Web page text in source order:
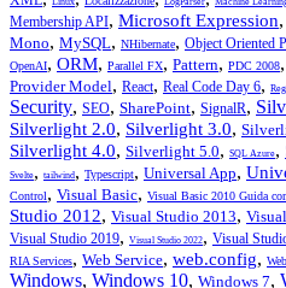
Membership API, Microsoft Expression,
Mono, MySQL, NHibernate, Object Oriented
OpenAI, ORM, Parallel FX, Pattern, PDC 2008,
Provider Model, React, Real Code Day 6,
Security, SEO, SharePoint, SignalR,
Silverlight 2.0, Silverlight 3.0,
Silverlight 4.0, Silverlight 5.0, SQL Azure,
Svelte, tailwind , Typescript, Universal App,
Control, Visual Basic, Visual Basic 2010 Guida
Studio 2012, Visual Studio 2013,
Visual Studio 2019, Visual Studio 2022, Visual
RIA Services, Web Service, web.config,
Windows, Windows 10, Windows 7,